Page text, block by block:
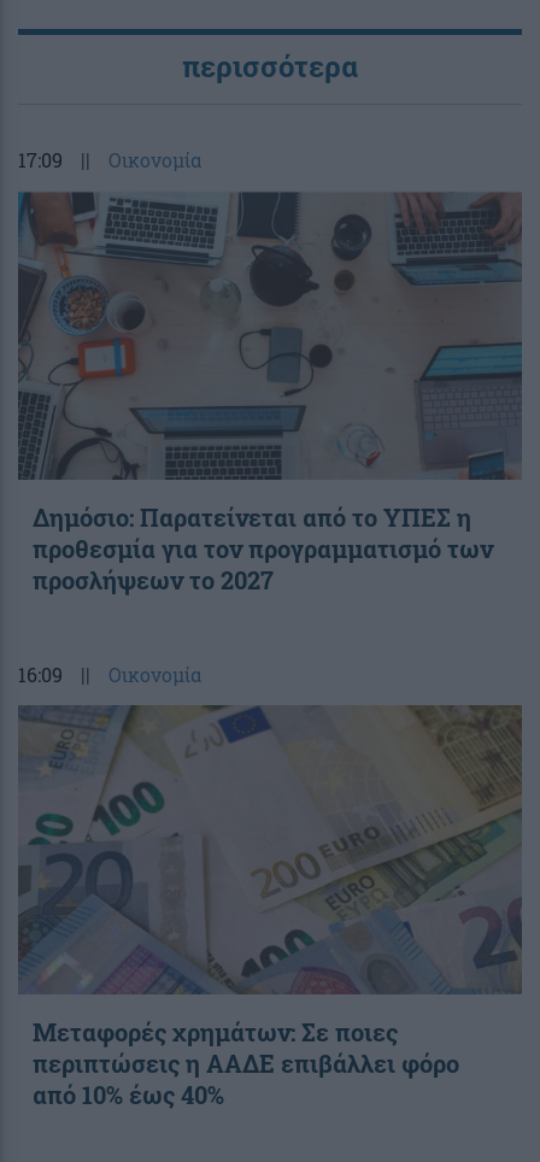
περισσότερα
17:09 || Οικονομία
Δημόσιο: Παρατείνεται από το ΥΠΕΣ η
προθεσμία για τον προγραμματισμό των
προσλήψεων το 2027
16:09 || Οικονομία
Μεταφορές χρημάτων: Σε ποιες
περιπτώσεις η ΑΑΔΕ επιβάλλει φόρο
από 10% έως 40%